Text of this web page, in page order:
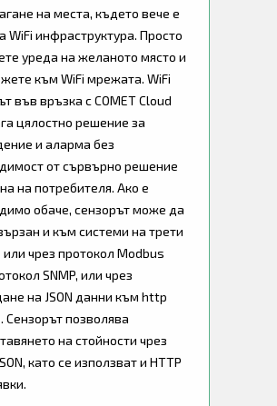
на места, където вече е
WiFi инфраструктура. Просто
уреда на желаното място и
към WiFi мрежата. WiFi
във връзка с COMET Cloud
цялостно решение за
и аларма без
от сървърно решение
на потребителя. Ако е
обаче, сензорът може да
и към системи на трети
или чрез протокол Modbus
SNMP, или чрез
на JSON данни към http
Сензорът позволява
на стойности чрез
като се използват и HTTP